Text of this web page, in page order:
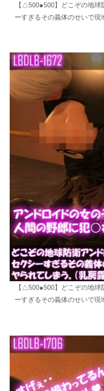
【△500●500】どこぞの地球
ーすぎるその義体のせいで
【△500●500】どこぞの地球
ーすぎるその義体のせいで